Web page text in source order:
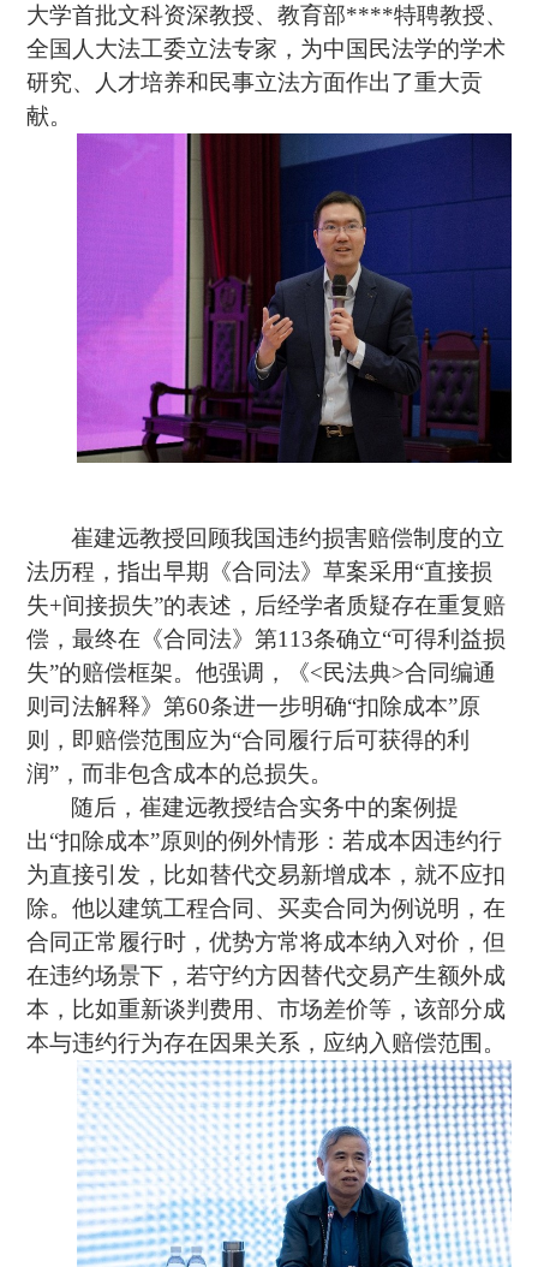
大学首批文科资深教授、教育部****特聘教授、
全国人大法工委立法专家，为中国民法学的学术
研究、人才培养和民事立法方面作出了重大贡
献。
崔建远教授回顾我国违约损害赔偿制度的立
法历程，指出早期《合同法》草案采用“直接损
失+间接损失”的表述，后经学者质疑存在重复赔
偿，最终在《合同法》第113条确立“可得利益损
失”的赔偿框架。他强调，《<民法典>合同编通
则司法解释》第60条进一步明确“扣除成本”原
则，即赔偿范围应为“合同履行后可获得的利
润”，而非包含成本的总损失。
随后，崔建远教授结合实务中的案例提
出“扣除成本”原则的例外情形：若成本因违约行
为直接引发，比如替代交易新增成本，就不应扣
除。他以建筑工程合同、买卖合同为例说明，在
合同正常履行时，优势方常将成本纳入对价，但
在违约场景下，若守约方因替代交易产生额外成
本，比如重新谈判费用、市场差价等，该部分成
本与违约行为存在因果关系，应纳入赔偿范围。